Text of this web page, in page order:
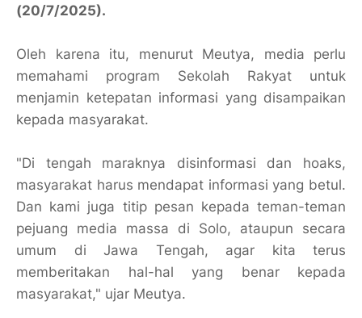
(20/7/2025).
Oleh karena itu, menurut Meutya, media perlu
memahami program Sekolah Rakyat untuk
menjamin ketepatan informasi yang disampaikan
kepada masyarakat.
"Di tengah maraknya disinformasi dan hoaks,
masyarakat harus mendapat informasi yang betul.
Dan kami juga titip pesan kepada teman-teman
pejuang media massa di Solo, ataupun secara
umum di Jawa Tengah, agar kita terus
memberitakan hal-hal yang benar kepada
masyarakat," ujar Meutya.